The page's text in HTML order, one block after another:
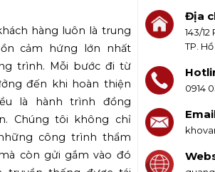
hàng luôn là trung
cảm hứng lớn nhất
trình. Mỗi bước đi từ
đến khi hoàn thiện
là hành trình đồng
Chúng tôi không chỉ
công trình thẩm
còn gửi gắm vào đó
Địa
143/
TP.
0914